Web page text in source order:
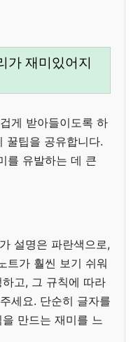
가 재미있어지
게 받아들이도록 하
꿀팁을 공유합니다.
를 유발하는 데 큰
설명은 파란색으로,
트가 훨씬 보기 쉬워
고, 그 규칙에 따라
세요. 단순히 글자를
만드는 재미를 느